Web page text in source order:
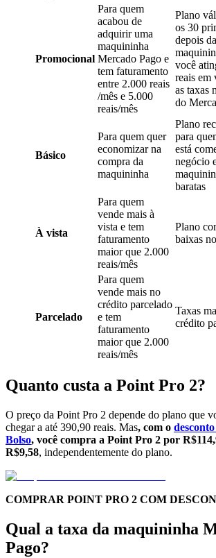
Promocional
Para quem
acabou de
adquirir uma
maquininha
Mercado Pago e
tem faturamento
entre 2.000 reais
/mês e 5.000
reais/mês
Plano
os 30
depois
você
reais em
as taxas
do
Básico
Para quem quer
economizar na
compra da
maquininha
Plano
para
está
negócio
baratas
À vista
Para quem
vende mais à
vista e tem
faturamento
maior que 2.000
reais/mês
Plano
baixas
Parcelado
Para quem
vende mais no
crédito parcelado
e tem
faturamento
maior que 2.000
reais/mês
Taxas
crédito
Quanto custa a Point Pro 2?
O preço da Point Pro 2 depende do plano que
chegar a até 390,90 reais. Mas, com o
Bolso, você compra a Point Pro 2 por
R$9,58, independentemente do plano.
COMPRAR POINT PRO 2 COM
Qual a taxa da maquininha
Pago?